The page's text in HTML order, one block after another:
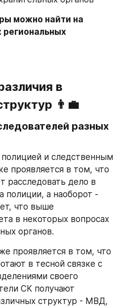
можно найти на
в
👨‍💼
разных
и следственным
проявляется в том, что
расследовать дело в
полиции, а наоборот -
что выше
в некоторых вопросах
органов.
проявляется в том, что
в тесной связке с
своего
СК получают
структур - МВД,